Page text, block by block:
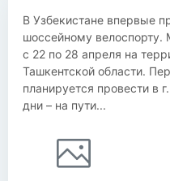
В Узбекистане впервые
шоссейному велоспорту.
с 22 по 28 апреля на
Ташкентской области.
планируется провести в
дни – на пути...